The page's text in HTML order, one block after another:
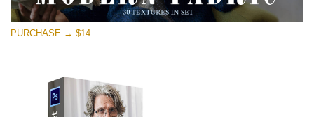
Ingyenes letöltés
PURCHASE → $14